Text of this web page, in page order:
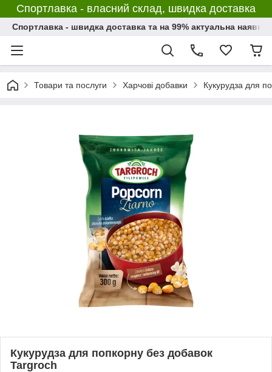
Спортлавка - власний склад, швидка доставка
Спортлавка - швидка доставка та на 99% актуальна
Товари та послуги Харчові добавки Кукурудза для
Кукурудза для попкорну без добавок
Targroch